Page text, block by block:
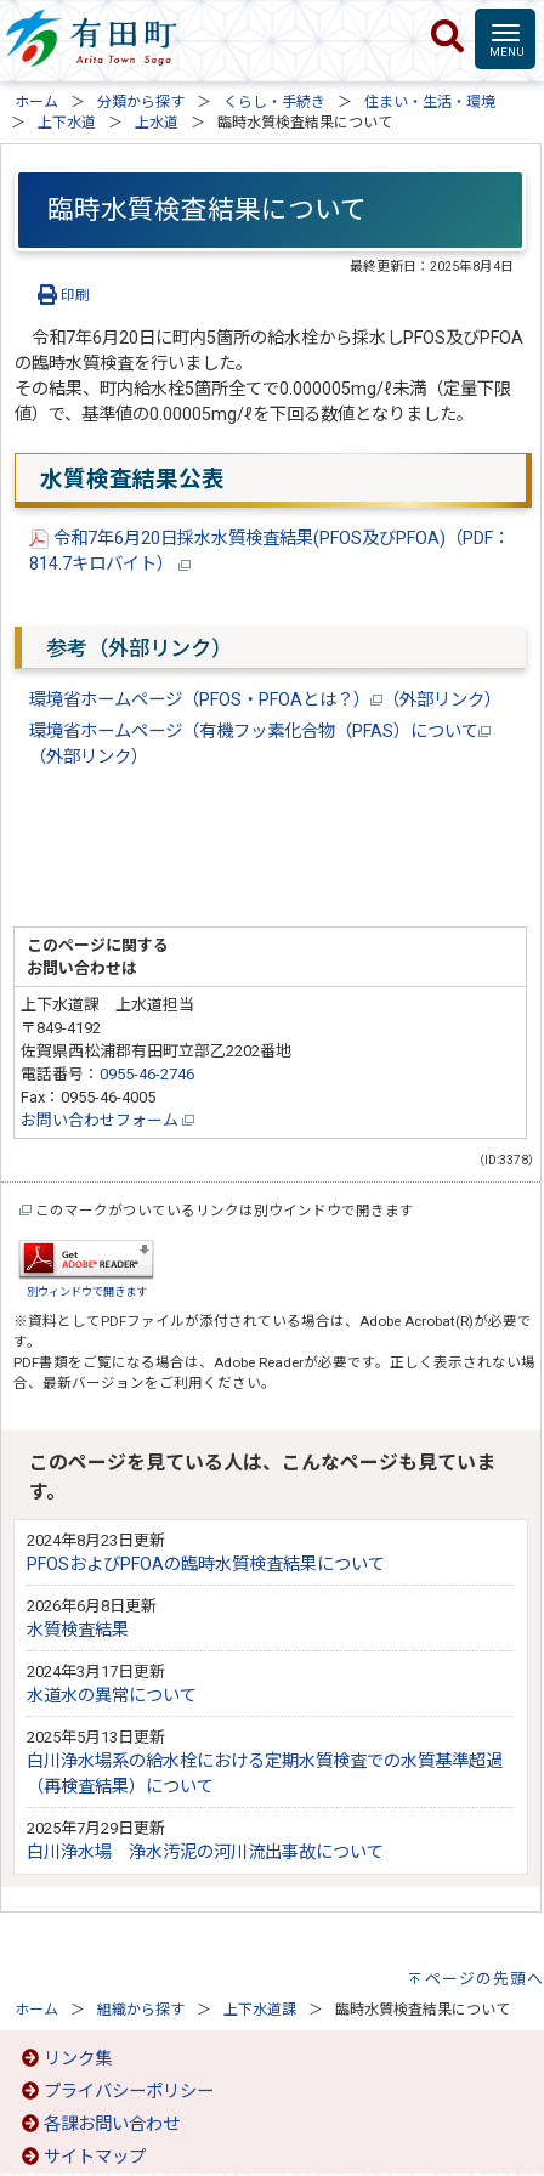
ホーム 分類から探す くらし・手続き
住まい・生活・環境
上下水道
上水道 臨時水質検査結果について
臨時水質検査結果について
最終更新日：2025年8月4日
印刷
令和7年6月20日に町内5箇所の給水栓から採水しPFOS及びPFOA
の臨時水質検査を行いました。
その結果、町内給水栓5箇所全てで0.000005mg/ℓ未満（定量下限
値）で、基準値の0.00005mg/ℓを下回る数値となりました。
水質検査結果公表
令和7年6月20日採水水質検査結果(PFOS及びPFOA)（PDF：
814.7キロバイト）
参考（外部リンク）
環境省ホームページ（PFOS・PFOAとは？）
（外部リンク）
環境省ホームページ（有機フッ素化合物（PFAS）について
（外部リンク）
このページに関する
お問い合わせは
上下水道課 上水道担当
〒849-4192
佐賀県西松浦郡有田町立部乙2202番地
電話番号：0955-46-2746
Fax：0955-46-4005
お問い合わせフォーム
（ID:3378）
このマークがついているリンクは別ウインドウで開きます
別ウィンドウで開きます
※資料としてPDFファイルが添付されている場合は、 Adobe Acrobat(R)が必要で
す。
PDF書類をご覧になる場合は、 Adobe Readerが必要です。正しく表示されない場
合、最新バージョンをご利用ください。
このページを見ている人は、こんなページも見ていま
す。
2024年8月23日更新
PFOSおよびPFOAの臨時水質検査結果について
2026年6月8日更新
水質検査結果
2024年3月17日更新
水道水の異常について
2025年5月13日更新
白川浄水場系の給水栓における定期水質検査での水質基準超過
（再検査結果）について
2025年7月29日更新
白川浄水場 浄水汚泥の河川流出事故について
ページの先頭へ
ホーム 組織から探す 上下水道課 臨時水質検査結果について
リンク集
プライバシーポリシー
各課お問い合わせ
サイトマップ